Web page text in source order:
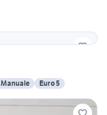
Manuale Euro 5